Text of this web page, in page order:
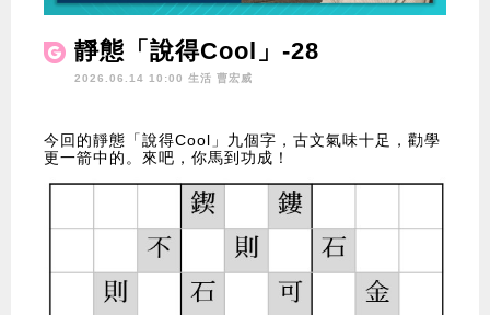
靜態「說得Cool」-28
2026.06.14 10:00 生活 曹宏威
今回的靜態「說得Cool」九個字，古文氣味十足，勸學
更一箭中的。來吧，你馬到功成！